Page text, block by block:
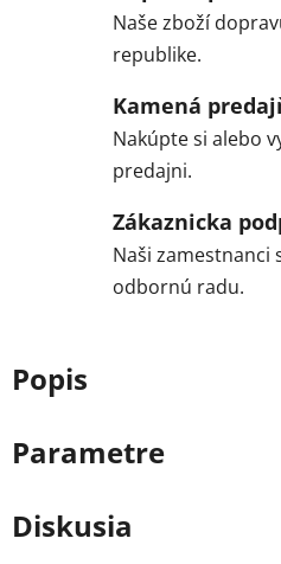
Naše zboží
republike.
Kamená
Nakúpte si alebo
predajni.
Zákaznicka
Naši zamestnanci
odbornú radu.
Popis
Parametre
Diskusia